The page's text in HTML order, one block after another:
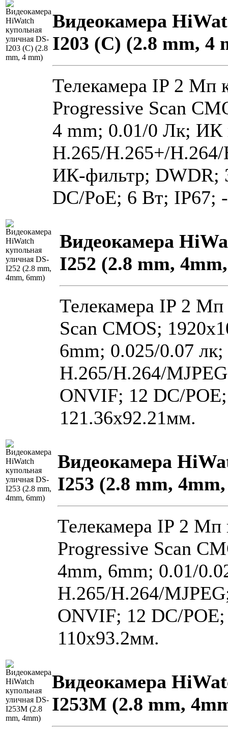
Видеокамера
I203 (C) (2.8 mm, 4
Телекамера IP 2 Мп
Progressive Scan
4 mm; 0.01/0 Лк; ИК
H.265/H.265+/
ИК-фильтр; DWDR;
DC/PoE; 6 Вт; IP67;
Видеокамера
I252 (2.8 mm,
Телекамера IP 2 Мп
Scan CMOS;
6mm; 0.025/0.07
H.265/H.264/
ONVIF; 12 DC/
121.36х92.21мм.
Видеокамера
I253 (2.8 mm,
Телекамера IP 2 Мп
Progressive Scan
4mm, 6mm; 0.01/
H.265/H.264/
ONVIF; 12 DC/
110х93.2мм.
Видеокамера
I253M (2.8 mm,